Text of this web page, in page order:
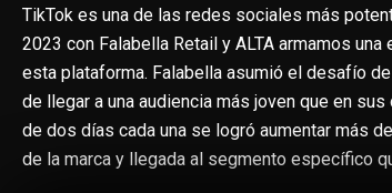
TikTok es una de las redes sociales más
2023 con Falabella Retail y ALTA armamos
esta plataforma. Falabella asumió el desafío
de llegar a una audiencia más joven que en
de dos días cada una se logró aumentar más
de la marca y llegada al segmento específico